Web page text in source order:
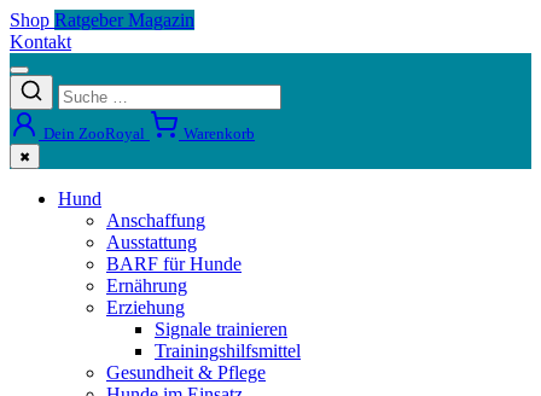
Shop Ratgeber Magazin
Kontakt
Dein ZooRoyal Warenkorb
✖
Hund
Anschaffung
Ausstattung
BARF für Hunde
Ernährung
Erziehung
Signale trainieren
Trainingshilfsmittel
Gesundheit & Pflege